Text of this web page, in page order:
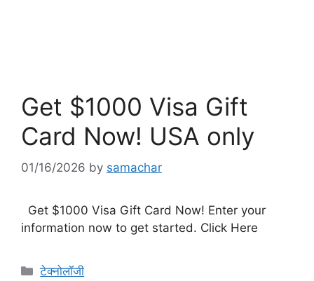
Get $1000 Visa Gift
Card Now! USA only
01/16/2026 by samachar
Get $1000 Visa Gift Card Now! Enter your
information now to get started. Click Here
Categories
टेक्नोलॉजी